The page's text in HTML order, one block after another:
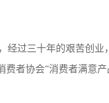
经过三十年的艰苦创业
者协会“消费者满意产